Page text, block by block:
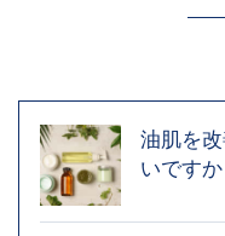
油肌を
いですか